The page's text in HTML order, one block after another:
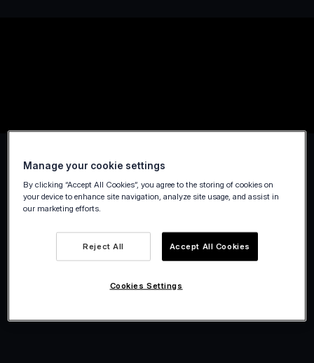
Manage your cookie settings
By clicking “Accept All Cookies”, you agree to the storing of cookies on
your device to enhance site navigation, analyze site usage, and assist in
our marketing efforts.
Reject All Accept All Cookies
Cookies Settings